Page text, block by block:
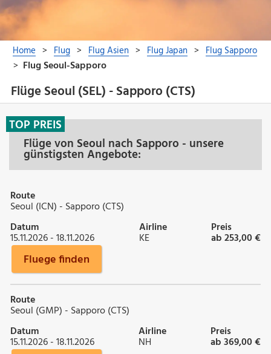
Flüge Seoul (SEL) - Sapporo (CTS)
Flüge von Seoul nach Sapporo - unsere
günstigsten Angebote:
TOP PREIS
Route
Seoul (ICN) - Sapporo (CTS)
Datum
15.11.2026 - 18.11.2026
Airline
KE
Preis
ab 253,00 €
Fluege finden
Route
Seoul (GMP) - Sapporo (CTS)
Datum
15.11.2026 - 18.11.2026
Airline
NH
Preis
ab 369,00 €